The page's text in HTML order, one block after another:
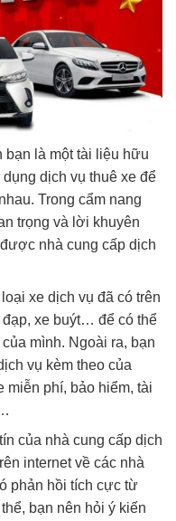
bạn là một tài liệu hữu
dịch vụ thuê xe để
Trong cẩm nang
trọng và lời khuyên
nhà cung cấp dịch
xe dịch vụ đã có trên
xe buýt… để có thể
mình. Ngoài ra, bạn
vụ kèm theo của
miễn phí, bảo hiểm, tài
của nhà cung cấp dịch
internet về các nhà
phản hồi tích cực từ
bạn nên hỏi ý kiến